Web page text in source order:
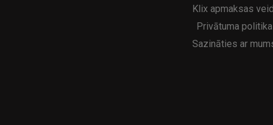
Klix apmaksas
Privātuma politika
Sazināties ar